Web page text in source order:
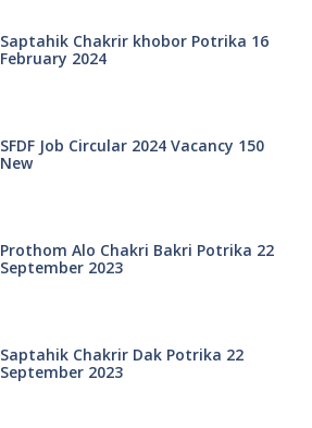
Saptahik Chakrir khobor Potrika 16
February 2024
SFDF Job Circular 2024 Vacancy 150
New
Prothom Alo Chakri Bakri Potrika 22
September 2023
Saptahik Chakrir Dak Potrika 22
‍September 2023